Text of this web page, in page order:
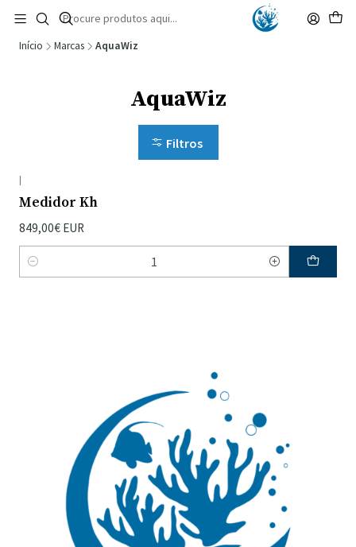
🚚 Portugal Continental: Portes Grátis desde 149,90€ (Envio extresso: 14,90€)
Ler mais
Início Marcas AquaWiz
AquaWiz
Filtros
|
Medidor Kh
849,00€ EUR
Quantidade